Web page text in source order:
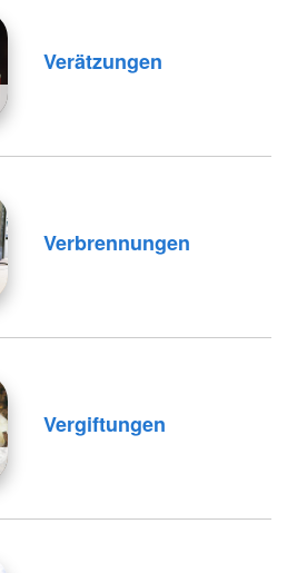
Verätzungen
Verbrennungen
Vergiftungen